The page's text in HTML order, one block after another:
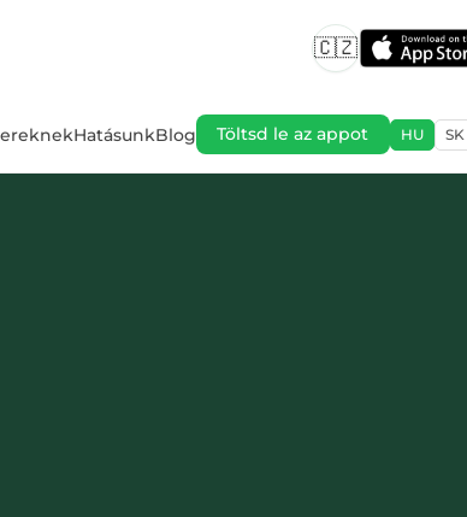
🇨🇿
HatásunkBlog Töltsd le az appot HU SK